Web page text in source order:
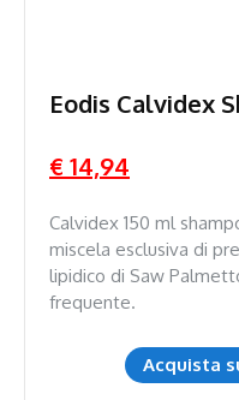
Eodis Calvidex
€ 14,94
Calvidex 150 ml
miscela esclusiva di
lipidico di Saw
frequente.
Acquista